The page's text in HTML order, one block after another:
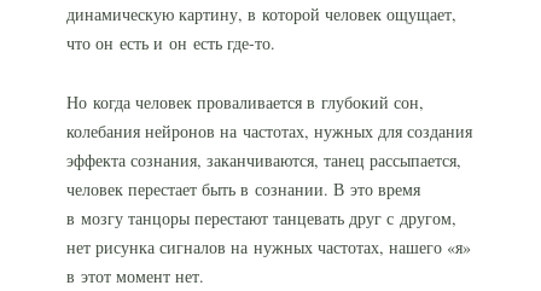
динамическую картину, в которой человек ощущает,
что он есть и он есть где-то.
Но когда человек проваливается в глубокий сон,
колебания нейронов на частотах, нужных для создания
эффекта сознания, заканчиваются, танец рассыпается,
человек перестает быть в сознании. В это время
в мозгу танцоры перестают танцевать друг с другом,
нет рисунка сигналов на нужных частотах, нашего «я»
в этот момент нет.